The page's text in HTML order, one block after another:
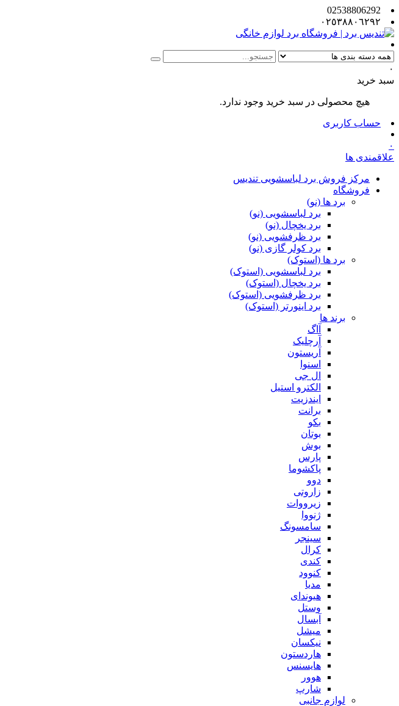
02538806292
٠٢٥٣٨٨٠٦٢٩٢
۰
سبد خرید
هیچ محصولی در سبد خرید وجود ندارد.
حساب کاربری
۰
علاقمندی ها
مرکز فروش برد لباسشویی تندیس
فروشگاه
برد ها (نو)
برد لباسشویی (نو)
برد یخچال (نو)
برد ظرفشویی (نو)
برد کولر گازی (نو)
برد ها (استوک)
برد لباسشویی (استوک)
برد یخچال (استوک)
برد ظرفشویی (استوک)
برد اینورتر (استوک)
برند ها
آاگ
آرچلیک
آریستون
اسنوا
ال جی
الکترو استیل
ایندزیت
برانت
بکو
بوتان
بوش
پارس
پاکشوما
دوو
زاروتی
زیرووات
ژنووا
سامسونگ
سینجر
کرال
کندی
کنوود
مدیا
هیوندای
وستل
آبسال
میشل
نیکسان
هاردستون
هایسنس
هوور
شارپ
لوازم جانبی